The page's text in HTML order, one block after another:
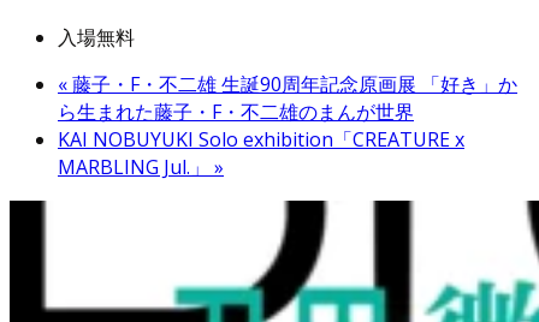
入場無料
«藤子・F・不二雄 生誕90周年記念原画展 「好き」か
ら生まれた藤子・F・不二雄のまんが世界
KAI NOBUYUKI Solo exhibition「CREATURE x
MARBLING Jul.」 »